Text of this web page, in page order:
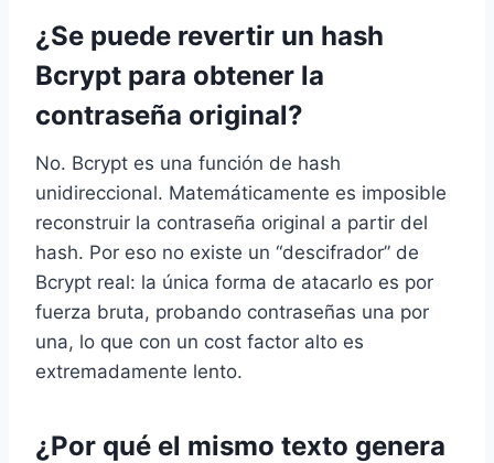
¿Se puede revertir un hash
Bcrypt para obtener la
contraseña original?
No. Bcrypt es una función de hash
unidireccional. Matemáticamente es imposible
reconstruir la contraseña original a partir del
hash. Por eso no existe un “descifrador” de
Bcrypt real: la única forma de atacarlo es por
fuerza bruta, probando contraseñas una por
una, lo que con un cost factor alto es
extremadamente lento.
¿Por qué el mismo texto genera